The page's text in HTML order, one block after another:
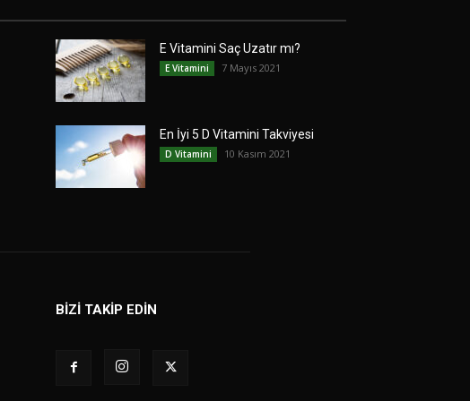
E Vitamini Saç Uzatır mı?
E Vitamini 7 Mayıs 2021
En İyi 5 D Vitamini Takviyesi
D Vitamini 10 Kasım 2021
BİZİ TAKİP EDİN